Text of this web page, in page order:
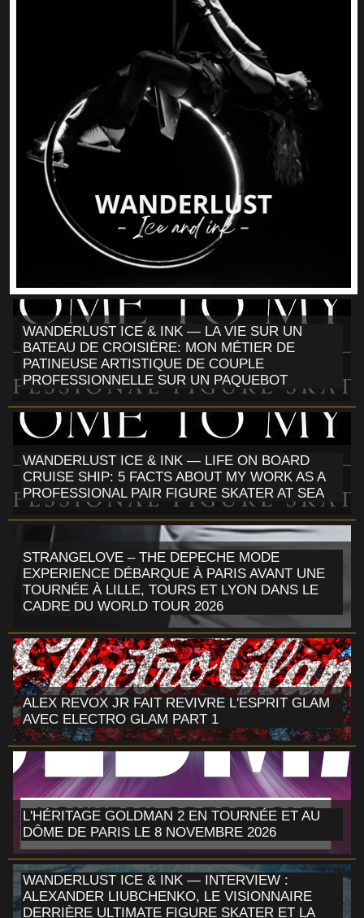
WANDERLUST ICE & INK — LA VIE SUR UN
BATEAU DE CROISIÈRE: MON MÉTIER DE
PATINEUSE ARTISTIQUE DE COUPLE
PROFESSIONNELLE SUR UN PAQUEBOT
WANDERLUST ICE & INK — LIFE ON BOARD
CRUISE SHIP: 5 FACTS ABOUT MY WORK AS A
PROFESSIONAL PAIR FIGURE SKATER AT SEA
STRANGELOVE – THE DEPECHE MODE
EXPERIENCE DÉBARQUE À PARIS AVANT UNE
TOURNÉE À LILLE, TOURS ET LYON DANS LE
CADRE DU WORLD TOUR 2026
ALEX REVOX JR FAIT REVIVRE L'ESPRIT GLAM
AVEC ELECTRO GLAM PART 1
L'HÉRITAGE GOLDMAN 2 EN TOURNÉE ET AU
DÔME DE PARIS LE 8 NOVEMBRE 2026
WANDERLUST ICE & INK — INTERVIEW :
ALEXANDER LIUBCHENKO, LE VISIONNAIRE
DERRIÈRE ULTIMATE FIGURE SKATER ET LA